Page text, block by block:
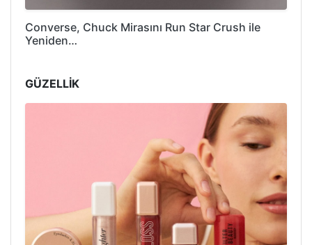
Converse, Chuck Mirasını Run Star Crush ile
Yeniden…
GÜZELLİK